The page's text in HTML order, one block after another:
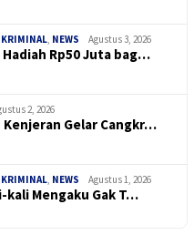
, NEWS Agustus 3, 2026
Rp50 Juta bag…
2, 2026
Kenjeran Gelar Cangkr…
, NEWS Agustus 1, 2026
kali Mengaku Gak T…